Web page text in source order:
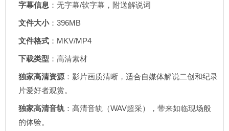
字幕信息 ：无字幕/软字幕，附送解说词
文件大小：396MB
文件格式 ：MKV/MP4
下载类型 ：高清素材
独家高清资源 ：影片画质清晰，适合自媒体解说二创和纪录
片爱好者观赏。
独家高清音轨 ：高清音轨（WAV超采），带来如临现场般
的体验。